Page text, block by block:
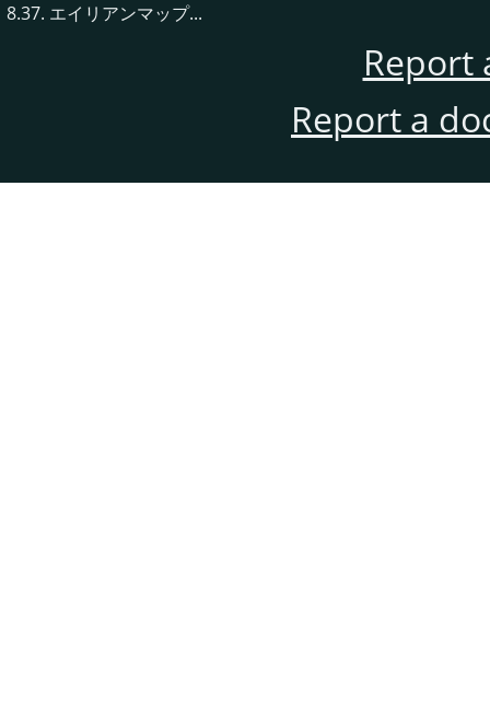
8.37. エイリアンマップ...
Report
Report a